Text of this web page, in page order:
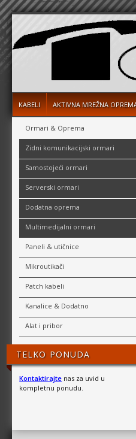
KABELI AKTIVNA MREŽNA
Ormari & Oprema
Zidni komunikacijski ormari
Samostojeći ormari
Serverski ormari
Dodatna oprema
Multimedijalni ormari
Paneli & utičnice
Mikroutikači
Patch kabeli
Kanalice & Dodatno
Alat i pribor
TELKO PONUDA
Kontaktirajte nas za uvid u
kompletnu ponudu.